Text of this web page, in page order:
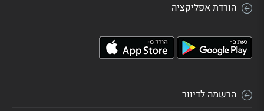
הורדת אפליקציה
הרשמה לדיוור